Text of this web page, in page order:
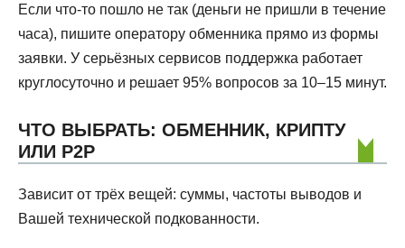
Если что-то пошло не так (деньги не пришли в течение
часа), пишите оператору обменника прямо из формы
заявки. У серьёзных сервисов поддержка работает
круглосуточно и решает 95% вопросов за 10–15 минут.
ЧТО ВЫБРАТЬ: ОБМЕННИК, КРИПТУ
ИЛИ P2P
Зависит от трёх вещей: суммы, частоты выводов и
Вашей технической подкованности.